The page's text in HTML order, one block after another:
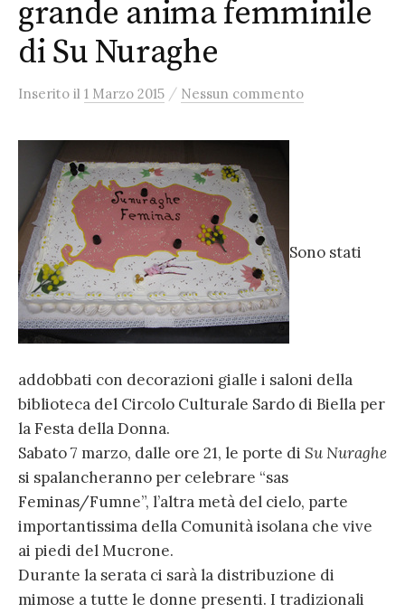
grande anima femminile
di Su Nuraghe
Inserito il 1 Marzo 2015 / Nessun commento
Sono stati
addobbati con decorazioni gialle i saloni della
biblioteca del Circolo Culturale Sardo di Biella per
la Festa della Donna.
Sabato 7 marzo, dalle ore 21, le porte di Su Nuraghe
si spalancheranno per celebrare “sas
Feminas/Fumne”, l’altra metà del cielo, parte
importantissima della Comunità isolana che vive
ai piedi del Mucrone.
Durante la serata ci sarà la distribuzione di
mimose a tutte le donne presenti. I tradizionali